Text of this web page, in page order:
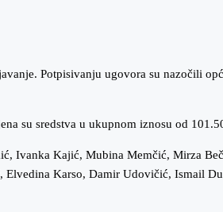
Potpisivanju ugovora su nazočili
su sredstva u ukupnom iznosu od
Ivanka Kajić, Mubina Memčić, Mirza
Karso, Damir Udovičić, Ismail